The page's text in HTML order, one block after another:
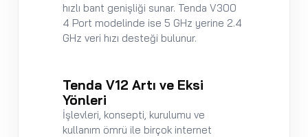
hızlı bant genişliği sunar. Tenda V300
4 Port modelinde ise 5 GHz yerine 2.4
GHz veri hızı desteği bulunur.
Tenda V12 Artı ve Eksi
Yönleri
İşlevleri, konsepti, kurulumu ve
kullanım ömrü ile birçok internet